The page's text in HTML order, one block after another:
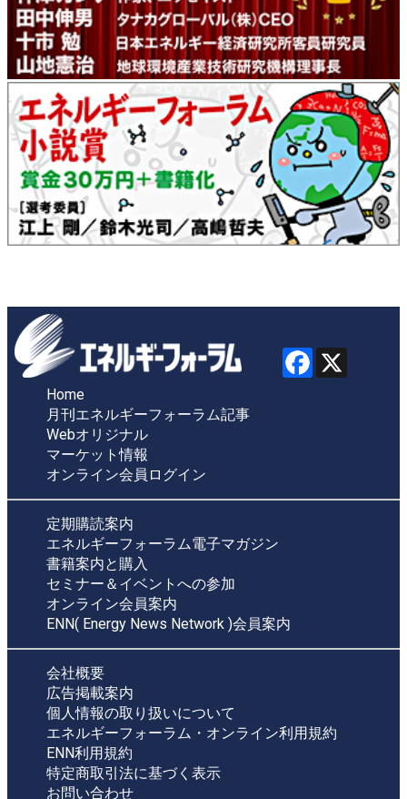
Home
月刊エネルギーフォーラム記事
Webオリジナル
マーケット情報
オンライン会員ログイン
定期購読案内
エネルギーフォーラム電子マガジン
書籍案内と購入
セミナー＆イベントへの参加
オンライン会員案内
ENN( Energy News Network )会員案内
会社概要
広告掲載案内
個人情報の取り扱いについて
エネルギーフォーラム・オンライン利用規約
ENN利用規約
特定商取引法に基づく表示
お問い合わせ